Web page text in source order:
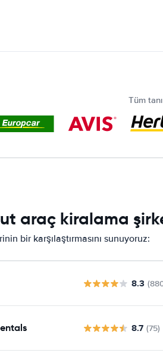
Tüm
araç kiralama
bir karşılaştırmasını sunuyoruz:
8.3
8.7 (75)